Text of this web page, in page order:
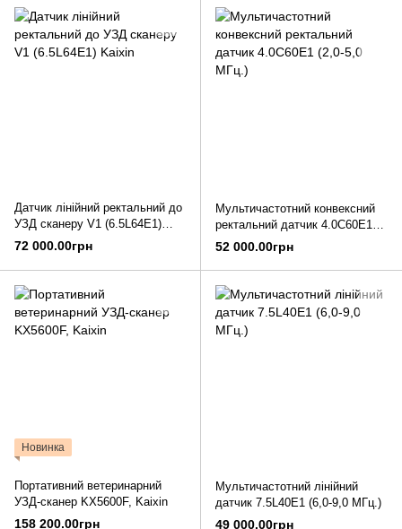
Датчик лінійний ректальний до
УЗД сканеру V1 (6.5L64E1)
Kaixin
72 000.00грн
Мультичастотний конвексний
ректальний датчик 4.0C60E1
(2,0-5,0 МГц.)
52 000.00грн
Новинка
Портативний ветеринарний
УЗД-сканер KX5600F, Kaixin
158 200.00грн
Мультичастотний лінійний
датчик 7.5L40E1 (6,0-9,0 МГц.)
49 000.00грн